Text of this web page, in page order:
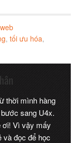
,tối ưu hóa,
thời mình hàng
sang U4x.
ơi! Vì vậy mấy
và đọc để học